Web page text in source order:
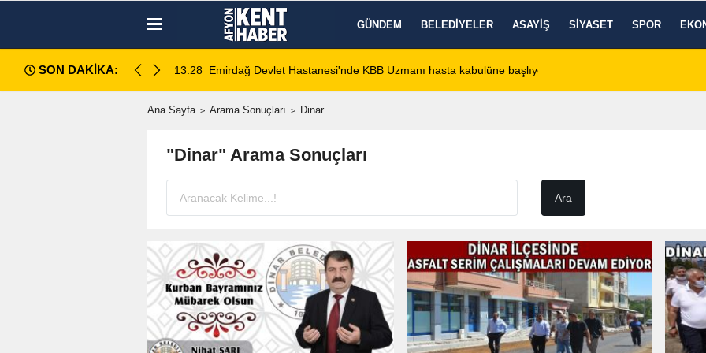
GÜNDEM BELEDIYELER ASAYIŞ SIYASET SPOR
SON DAKİKA:
kavga: 1 ağır yaralı 13:28 Emirdağ Devlet Hastanesi'nde KBB Uzmanı hasta kabulüne başlıyor Google
Ana Sayfa Arama Sonuçları Dinar
"Dinar" Arama Sonuçları